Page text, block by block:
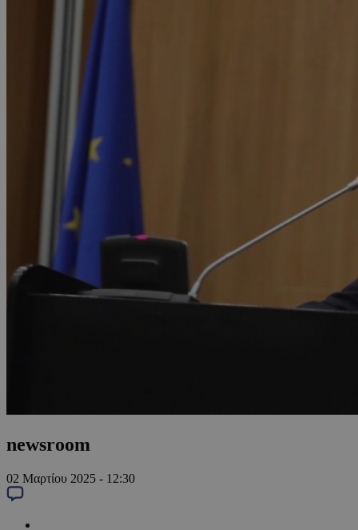
newsroom
02 Μαρτίου 2025 - 12:30